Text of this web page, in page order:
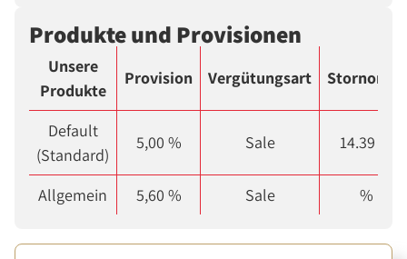
Produkte und Provisionen
Unsere
Produkte
Provision Vergütungsart Stornorate
Default
(Standard)
5,00 % Sale 14.39 %
Allgemein 5,60 % Sale %